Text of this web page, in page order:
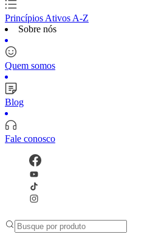
Princípios Ativos A-Z
Sobre nós
Quem somos
Blog
Fale conosco